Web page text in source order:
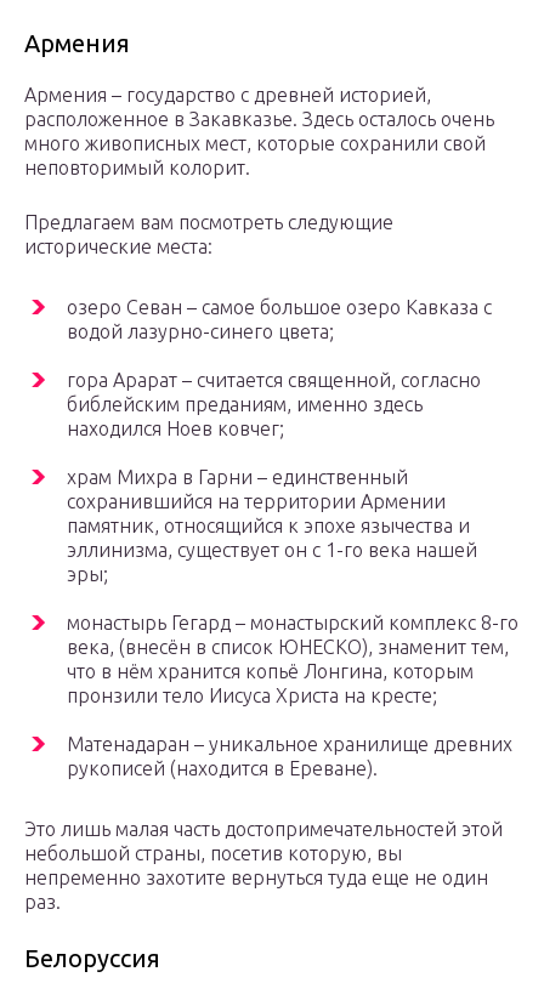
Армения
Армения – государство с древней историей,
расположенное в Закавказье. Здесь осталось очень
много живописных мест, которые сохранили свой
неповторимый колорит.
Предлагаем вам посмотреть следующие
исторические места:
озеро Севан – самое большое озеро Кавказа с
водой лазурно-синего цвета;
гора Арарат – считается священной, согласно
библейским преданиям, именно здесь
находился Ноев ковчег;
храм Михра в Гарни – единственный
сохранившийся на территории Армении
памятник, относящийся к эпохе язычества и
эллинизма, существует он с 1-го века нашей
эры;
монастырь Гегард – монастырский комплекс 8-го
века, (внесён в список ЮНЕСКО), знаменит тем,
что в нём хранится копьё Лонгина, которым
пронзили тело Иисуса Христа на кресте;
Матенадаран – уникальное хранилище древних
рукописей (находится в Ереване).
Это лишь малая часть достопримечательностей этой
небольшой страны, посетив которую, вы
непременно захотите вернуться туда еще не один
раз.
Белоруссия